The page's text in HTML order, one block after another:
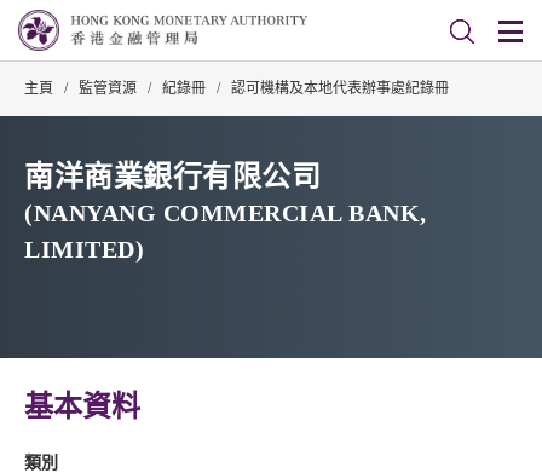
主頁 / 監管資源 / 紀錄冊 / 認可機構及本地代表辦事處紀錄冊
南洋商業銀行有限公司
(NANYANG COMMERCIAL BANK,
LIMITED)
基本資料
類別